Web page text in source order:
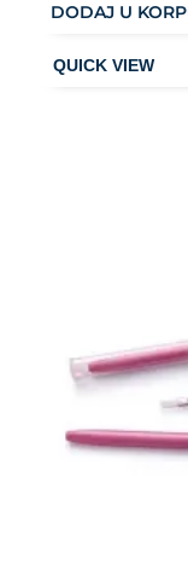
DODAJ U